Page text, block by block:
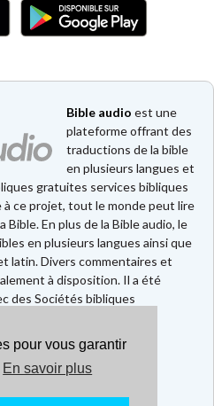
pour vous garantir
En savoir plus
Bible audio est une
plateforme offrant des
traductions de la bible
en plusieurs langues et
gratuites services bibliques
ce projet, tout le monde peut lire
En plus de la Bible audio, le
en plusieurs langues ainsi que
latin. Divers commentaires et
à disposition. Il a été
des Sociétés bibliques